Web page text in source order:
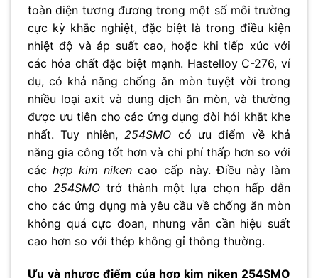
toàn diện tương đương trong một số môi trường
cực kỳ khắc nghiệt, đặc biệt là trong điều kiện
nhiệt độ và áp suất cao, hoặc khi tiếp xúc với
các hóa chất đặc biệt mạnh. Hastelloy C-276, ví
dụ, có khả năng chống ăn mòn tuyệt vời trong
nhiều loại axit và dung dịch ăn mòn, và thường
được ưu tiên cho các ứng dụng đòi hỏi khắt khe
nhất. Tuy nhiên, 254SMO có ưu điểm về khả
năng gia công tốt hơn và chi phí thấp hơn so với
cáchợp kim niken cao cấp này. Điều này làm
cho 254SMO trở thành một lựa chọn hấp dẫn
cho các ứng dụng mà yêu cầu về chống ăn mòn
không quá cực đoan, nhưng vẫn cần hiệu suất
cao hơn so với thép không gỉ thông thường.
Ưu và nhược điểm của hợp kim niken 254SMO